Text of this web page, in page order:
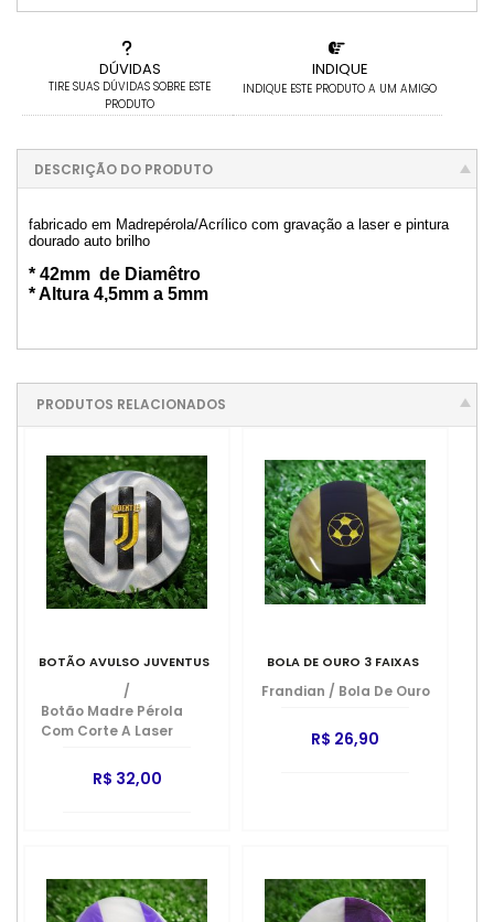
DÚVIDAS
TIRE SUAS DÚVIDAS SOBRE ESTE
PRODUTO
INDIQUE
INDIQUE ESTE PRODUTO A UM AMIGO
DESCRIÇÃO DO PRODUTO
fabricado em Madrepérola/Acrílico com gravação a laser e pintura
dourado auto brilho
* 42mm de Diamêtro
* Altura 4,5mm a 5mm
PRODUTOS RELACIONADOS
BOTÃO AVULSO JUVENTUS
/
Botão Madre Pérola
Com Corte A Laser
R$ 32,00
BOLA DE OURO 3 FAIXAS
Frandian / Bola De Ouro
R$ 26,90